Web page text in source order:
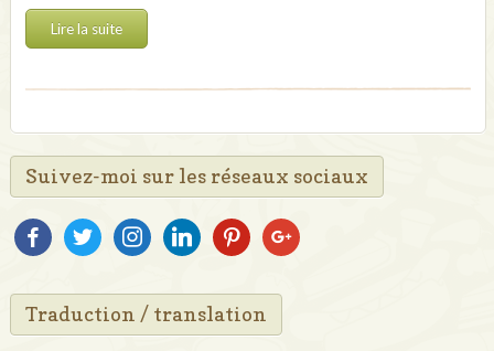
Lire la suite
Suivez-moi sur les réseaux sociaux
facebooktwitterinstagram
linkedinpinterest
google
Traduction / translation